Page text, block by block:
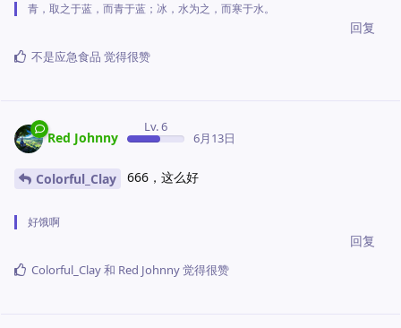
青，取之于蓝，而青于蓝；冰，水为之，而寒于水。
回复
不是应急食品 觉得很赞
Red Johnny
Lv. 6
6月13日
Colorful_Clay 666，这么好
好饿啊
回复
Colorful_Clay和 Red Johnny觉得很赞